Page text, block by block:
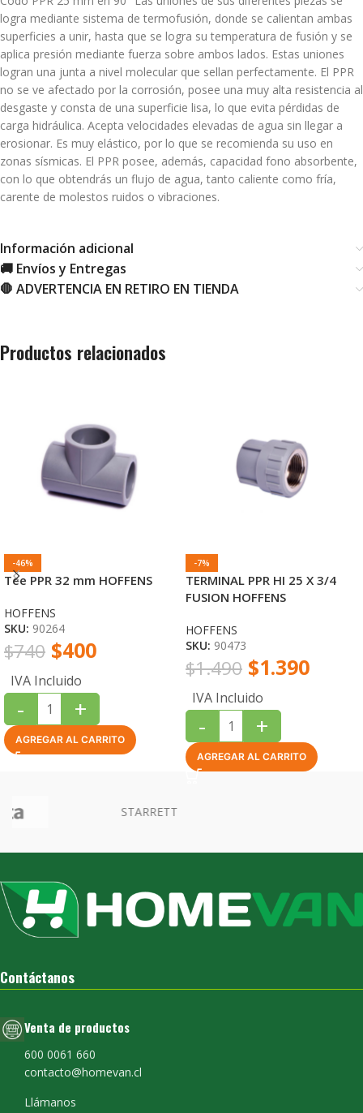
logra mediante sistema de termofusión, donde se calientan ambas
superficies a unir, hasta que se logra su temperatura de fusión y se
aplica presión mediante fuerza sobre ambos lados. Estas uniones
logran una junta a nivel molecular que sellan perfectamente. El PPR
no se ve afectado por la corrosión, posee una muy alta resistencia al
desgaste y consta de una superficie lisa, lo que evita pérdidas de
carga hidráulica. Acepta velocidades elevadas de agua sin llegar a
erosionar. Es muy elástico, por lo que se recomienda su uso en
zonas sísmicas. El PPR posee, además, capacidad fono absorbente,
con lo que obtendrás un flujo de agua, tanto caliente como fría,
carente de molestos ruidos o vibraciones.
Información adicional
🚚 Envíos y Entregas
🛑 ADVERTENCIA EN RETIRO EN TIENDA
Productos relacionados
-46%
Tee PPR 32 mm HOFFENS
HOFFENS
SKU: 90264
$740 $400
IVA Incluido
- +
AGREGAR AL CARRITO
-7%
TERMINAL PPR HI 25 X 3/4
FUSION HOFFENS
HOFFENS
SKU: 90473
$1.490 $1.390
IVA Incluido
- +
AGREGAR AL CARRITO
Contáctanos
Venta de productos
600 0061 660
contacto@homevan.cl
Llámanos